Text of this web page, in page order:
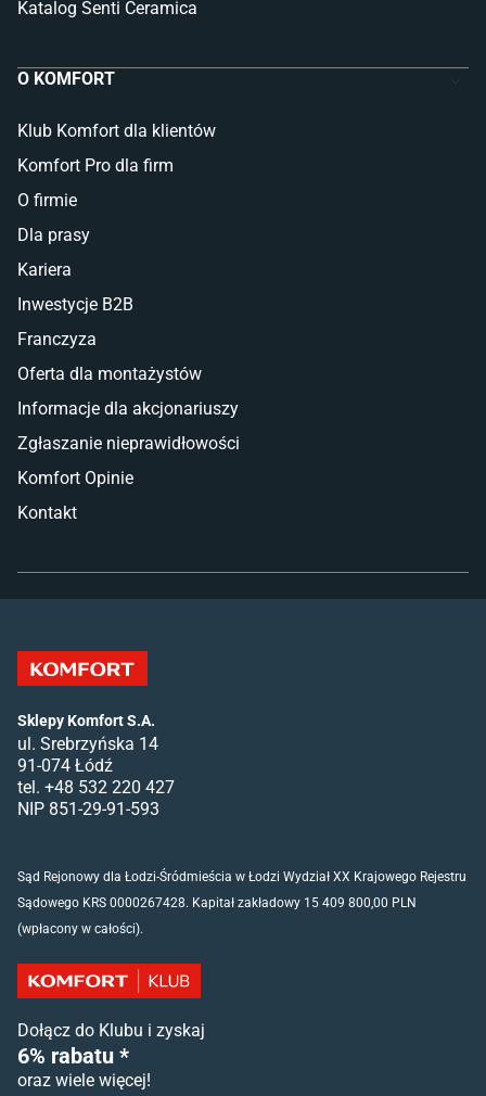
Katalog Senti Ceramica
O KOMFORT
Klub Komfort dla klientów
Komfort Pro dla firm
O firmie
Dla prasy
Kariera
Inwestycje B2B
Franczyza
Oferta dla montażystów
Informacje dla akcjonariuszy
Zgłaszanie nieprawidłowości
Komfort Opinie
Kontakt
Sklepy Komfort S.A.
ul. Srebrzyńska 14
91-074 Łódź
tel. +48 532 220 427
NIP 851-29-91-593
Sąd Rejonowy dla Łodzi-Śródmieścia w Łodzi Wydział XX Krajowego Rejestru
Sądowego KRS 0000267428. Kapitał zakładowy 15 409 800,00 PLN
(wpłacony w całości).
Dołącz do Klubu i zyskaj
6% rabatu *
oraz wiele więcej!